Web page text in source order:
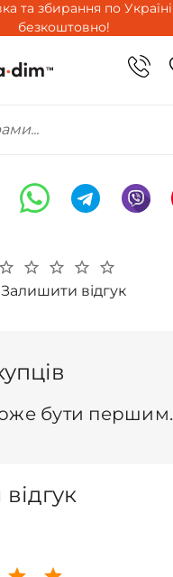
та збирання по Україні
безкоштовно!
Залишити відгук
бути першим.